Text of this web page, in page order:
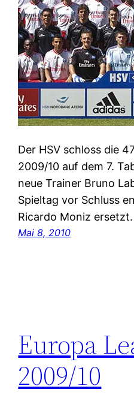
Der HSV schloss die
2009/10 auf dem 7.
neue Trainer Bruno
Spieltag vor Schluss
Ricardo Moniz ersetzt.
Mai 8, 2010
Europa
2009/10